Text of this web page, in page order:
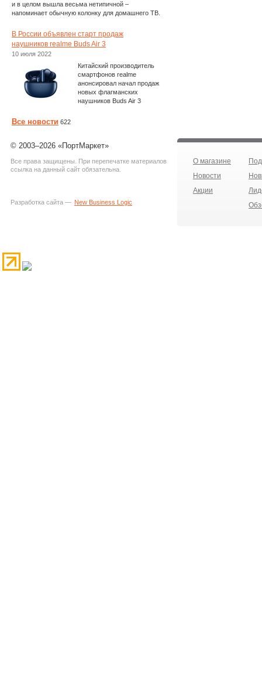
и в целом вышла весьма нетипичной –
напоминает обычную колонку для домашнего ТВ.
В России объявлен старт продаж
наушников realme Buds Air 3
10 июля 2022
Китайский производитель
смартфонов realme
анонсировал начал продаж
новых флагманских
наушников Buds Air 3
Все новости 622
© 2003–2026 «ПортМаркет»
Все права защищены. При перепечатке материалов
ссылка на данный сайт обязательна.
Разработка сайта — New Business Logic
О магазине
Новости
Акции